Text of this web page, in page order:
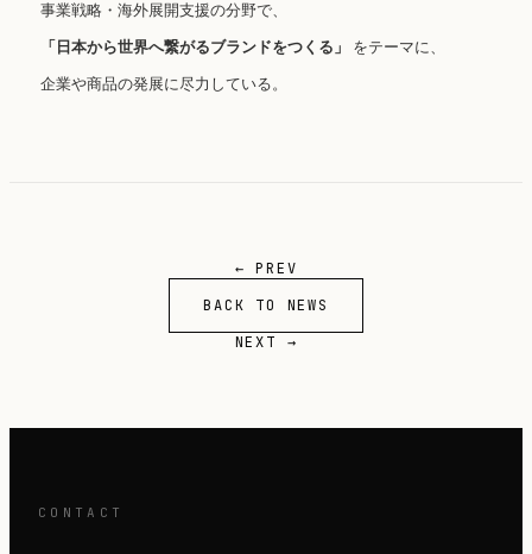
事業戦略・海外展開支援の分野で、
「日本から世界へ繋がるブランドをつくる」 をテーマに、
企業や商品の発展に尽力している。
← PREV
BACK TO NEWS
NEXT →
CONTACT